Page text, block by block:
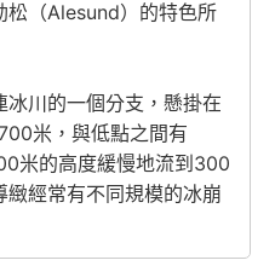
松（Alesund）的特色所
川的一個分支，懸掛在
米，與低點之間有
米的高度緩慢地流到300
經常有不同規模的冰崩